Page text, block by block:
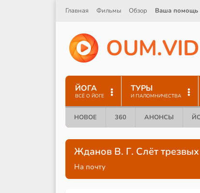
Главная Фильмы Обзор Ваша помощь
OUM.VID
ЙОГА
ВСЁ О ЙОГЕ
ТУРЫ
И ПАЛОМНИЧЕСТВА
НОВОЕ 360 АНОНСЫ
Жданов В. Г. Слёт
На почту